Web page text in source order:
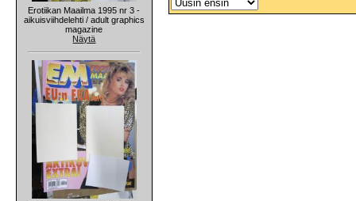
Erotiikan Maailma 1995 nr 3 -
aikuisviihdelehti / adult graphics
magazine
Näytä